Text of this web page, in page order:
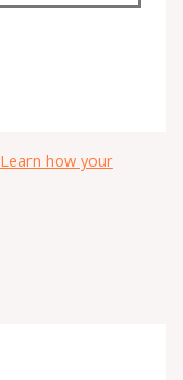
Learn how your